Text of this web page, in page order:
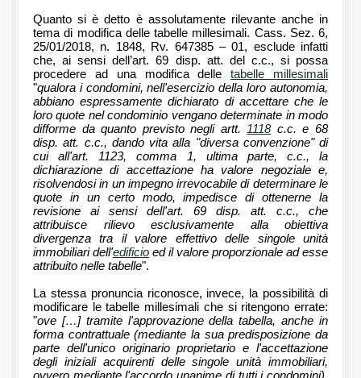
Quanto si è detto è assolutamente rilevante anche in
tema di modifica delle tabelle millesimali. Cass. Sez. 6,
25/01/2018, n. 1848, Rv. 647385 – 01, esclude infatti
che, ai sensi dell’art. 69 disp. att. del c.c., si possa
procedere ad una modifica delletabelle millesimali
"qualora i condomini, nell'esercizio della loro autonomia,
abbiano espressamente dichiarato di accettare che le
loro quote nel condominio vengano determinate in modo
difforme da quanto previsto negli artt. 1118c.c. e 68
disp. att. c.c., dando vita alla "diversa convenzione" di
cui all'art. 1123, comma 1, ultima parte, c.c., la
dichiarazione di accettazione ha valore negoziale e,
risolvendosi in un impegno irrevocabile di determinare le
quote in un certo modo, impedisce di ottenerne la
revisione ai sensi dell'art. 69 disp. att. c.c., che
attribuisce rilievo esclusivamente alla obiettiva
divergenza tra il valore effettivo delle singole unità
immobiliari dell'edificio ed il valore proporzionale ad esse
attribuito nelle tabelle".
La stessa pronuncia riconosce, invece, la possibilità di
modificare le tabelle millesimali che si ritengono errate:
"ove […] tramite l'approvazione della tabella, anche in
forma contrattuale (mediante la sua predisposizione da
parte dell'unico originario proprietario e l'accettazione
degli iniziali acquirenti delle singole unità immobiliari,